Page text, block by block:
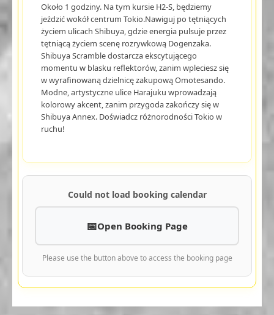
Około 1 godziny. Na tym kursie H2-S, będziemy
jeździć wokół centrum Tokio.Nawiguj po tętniących
życiem ulicach Shibuya, gdzie energia pulsuje przez
tętniącą życiem scenę rozrywkową Dogenzaka.
Shibuya Scramble dostarcza ekscytującego
momentu w blasku reflektorów, zanim wpleciesz się
w wyrafinowaną dzielnicę zakupową Omotesando.
Modne, artystyczne ulice Harajuku wprowadzają
kolorowy akcent, zanim przygoda zakończy się w
Shibuya Annex. Doświadcz różnorodności Tokio w
ruchu!
Could not load booking calendar
Open Booking Page
Please use the button above to access the booking page